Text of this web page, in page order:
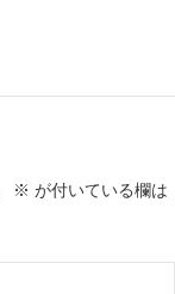
※ が付いている欄は